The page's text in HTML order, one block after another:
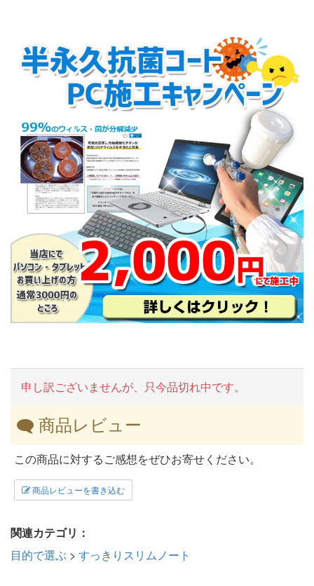
申し訳ございませんが、只今品切れ中です。
商品レビュー
この商品に対するご感想をぜひお寄せください。
商品レビューを書き込む
関連カテゴリ：
目的で選ぶ > すっきりスリムノート